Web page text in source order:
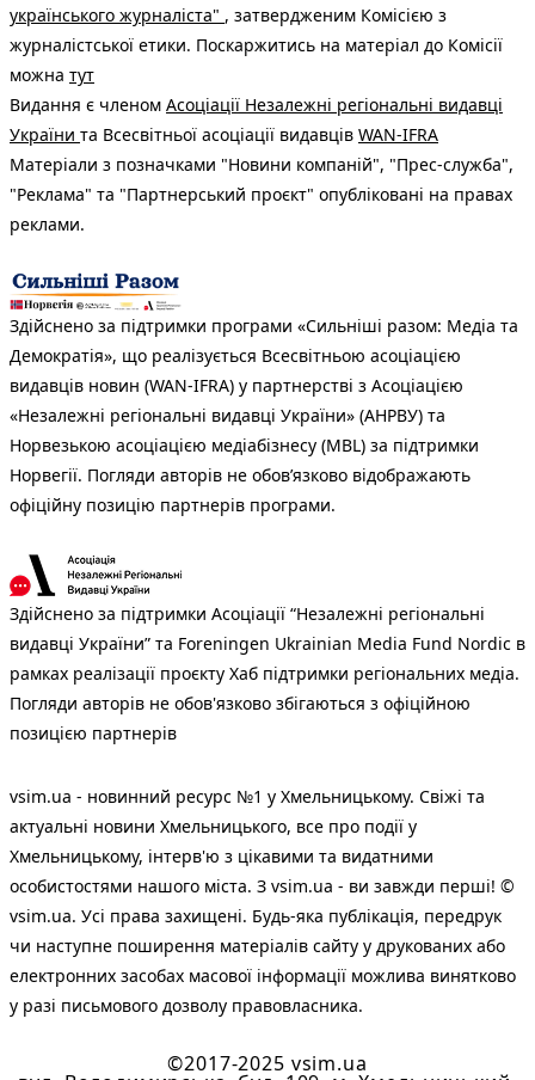
українського журналіста" , затвердженим Комісією з
журналістської етики. Поскаржитись на матеріал до Комісії
можна тут
Видання є членом Асоціації Незалежні регіональні видавці
України та Всесвітньої асоціації видавців WAN-IFRA
Матеріали з позначками "Новини компаній", "Прес-служба",
"Реклама" та "Партнерський проєкт" опубліковані на правах
реклами.
Здійснено за підтримки програми «Сильніші разом: Медіа та
Демократія», що реалізується Всесвітньою асоціацією
видавців новин (WAN-IFRA) у партнерстві з Асоціацією
«Незалежні регіональні видавці України» (АНРВУ) та
Норвезькою асоціацією медіабізнесу (MBL) за підтримки
Норвегії. Погляди авторів не обов’язково відображають
офіційну позицію партнерів програми.
Здійснено за підтримки Асоціації “Незалежні регіональні
видавці України” та Foreningen Ukrainian Media Fund Nordic в
рамках реалізації проєкту Хаб підтримки регіональних медіа.
Погляди авторів не обов'язково збігаються з офіційною
позицією партнерів
vsim.ua - новинний ресурс №1 у Хмельницькому. Свіжі та
актуальні новини Хмельницького, все про події у
Хмельницькому, інтерв'ю з цікавими та видатними
особистостями нашого міста. З vsim.ua - ви завжди перші! ©
vsim.ua. Усі права захищені. Будь-яка публiкацiя, передрук
чи наступне поширення матеріалів сайту у друкованих або
електронних засобах масової інформації можлива винятково
у разі письмового дозволу правовласника.
©2017-2025 vsim.ua